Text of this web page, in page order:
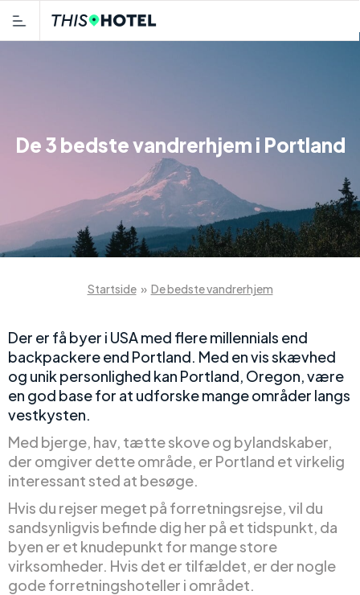
De 3 bedste vandrerhjem i Portland
Startside » De bedste vandrerhjem
Der er få byer i USA med flere millennials end
backpackere end Portland. Med en vis skævhed
og unik personlighed kan Portland, Oregon, være
en god base for at udforske mange områder langs
vestkysten.
Med bjerge, hav, tætte skove og bylandskaber,
der omgiver dette område, er Portland et virkelig
interessant sted at besøge.
Hvis du rejser meget på forretningsrejse, vil du
sandsynligvis befinde dig her på et tidspunkt, da
byen er et knudepunkt for mange store
virksomheder. Hvis det er tilfældet, er der nogle
gode forretningshoteller i området.